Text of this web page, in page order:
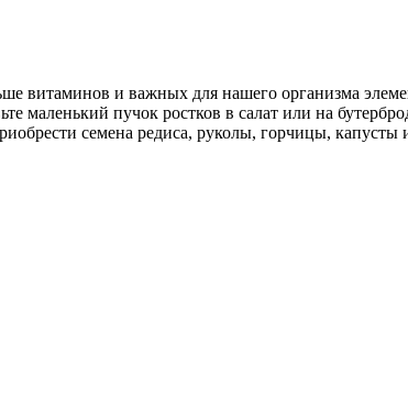
витаминов и важных для нашего организма
маленький пучок ростков в салат или на
семена редиса, руколы, горчицы, капусты